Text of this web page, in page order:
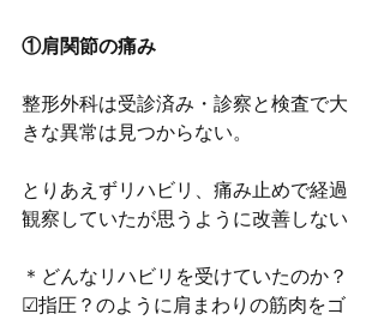
①肩関節の痛み
整形外科は受診済み・診察と検査で大
きな異常は見つからない。
とりあえずリハビリ、痛み止めで経過
観察していたが思うように改善しない
＊どんなリハビリを受けていたのか？
☑指圧？のように肩まわりの筋肉をゴ